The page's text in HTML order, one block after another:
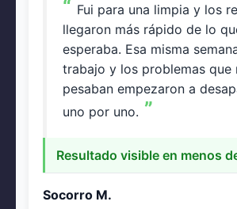
Fui para una limpia y los
llegaron más rápido de lo
esperaba. Esa misma
trabajo y los problemas que
pesaban empezaron a
uno por uno.
Resultado visible en menos
Socorro M.